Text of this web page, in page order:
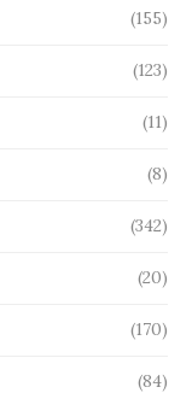
(155)
(123)
(11)
(8)
(342)
(20)
(170)
(84)